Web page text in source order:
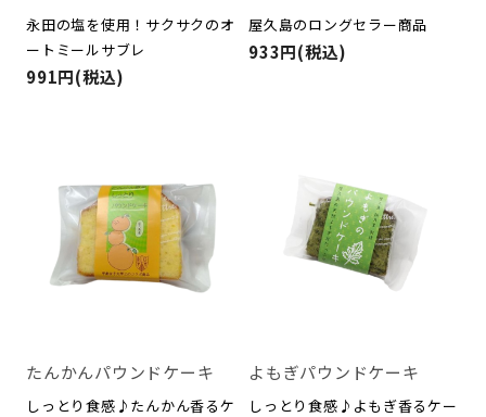
永田の塩を使用！サクサクのオ
ートミールサブレ
991円(税込)
屋久島のロングセラー商品
933円(税込)
たんかんパウンドケーキ
しっとり食感♪たんかん香るケ
よもぎパウンドケーキ
しっとり食感♪よもぎ香るケー